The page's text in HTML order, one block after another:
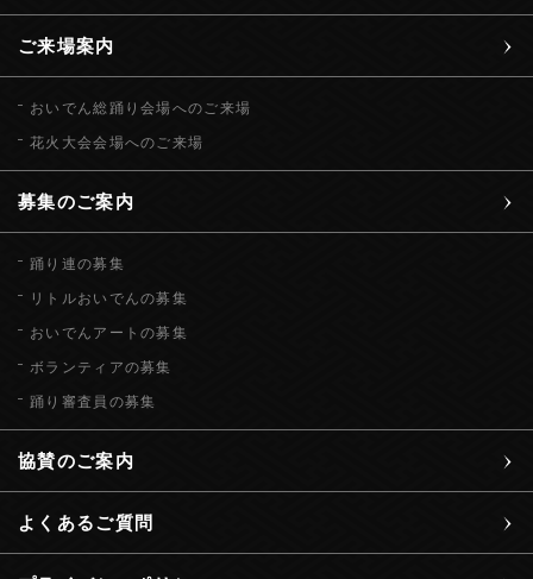
ご来場案内
おいでん総踊り会場へのご来場
花火大会会場へのご来場
募集のご案内
踊り連の募集
リトルおいでんの募集
おいでんアートの募集
ボランティアの募集
踊り審査員の募集
協賛のご案内
よくあるご質問